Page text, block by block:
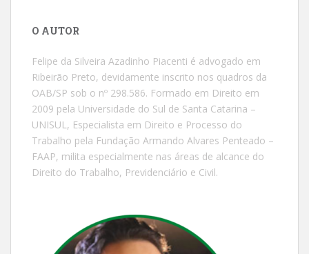
O AUTOR
Felipe da Silveira Azadinho Piacenti é advogado em
Ribeirão Preto, devidamente inscrito nos quadros da
OAB/SP sob o nº 298.586. Formado em Direito em
2009 pela Universidade do Sul de Santa Catarina –
UNISUL, Especialista em Direito e Processo do
Trabalho pela Fundação Armando Alvares Penteado –
FAAP, milita especialmente nas áreas de alcance do
Direito do Trabalho, Previdenciário e Civil.